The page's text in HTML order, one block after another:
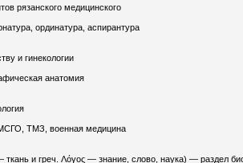
рязанского медицинского
ординатура, аспирантура
и гинекологии
анатомия
ТМЗ, военная медицина
— ткань и греч. Λόγος — знание, слово, наука) — раздел